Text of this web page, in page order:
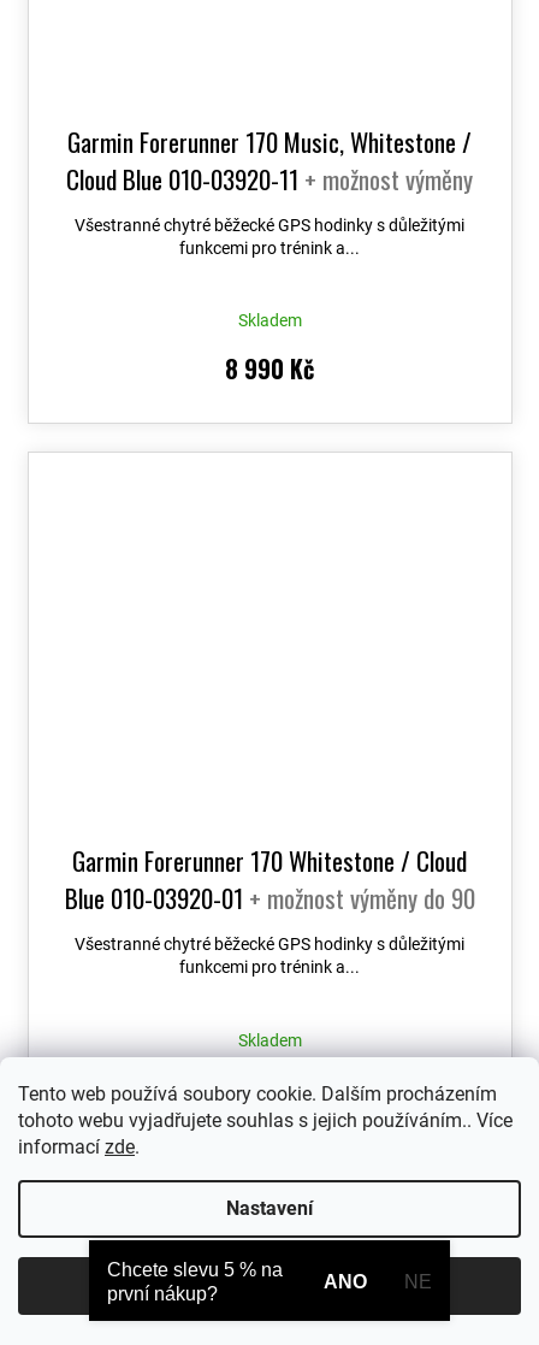
Tento web používá soubory cookie. Dalším procházením
tohoto webu vyjadřujete souhlas s jejich používáním.. Více
informací zde.
Nastavení
Garmin Forerunner 170 Music, Whitestone /
Cloud Blue 010-03920-11 + možnost výměny
do 90 dní
Všestranné chytré běžecké GPS hodinky s důležitými
funkcemi pro trénink a...
Skladem
8 990 Kč
Garmin Forerunner 170 Whitestone / Cloud
Blue 010-03920-01 + možnost výměny do 90
dní
Všestranné chytré běžecké GPS hodinky s důležitými
funkcemi pro trénink a...
Skladem
7 690 Kč
Chcete slevu 5 % na
první nákup?
ANO NE